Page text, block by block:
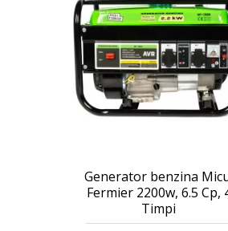
Generator benzina
Fermier 2200w, 6.5 Cp,
Timpi